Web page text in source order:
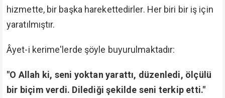
hizmette, bir başka harekettedirler. Her biri bir iş için
yaratılmıştır.
Âyet-i kerime'lerde şöyle buyurulmaktadır:
"O Allah ki, seni yoktan yarattı, düzenledi, ölçülü
bir biçim verdi. Dilediği şekilde seni terkip etti."